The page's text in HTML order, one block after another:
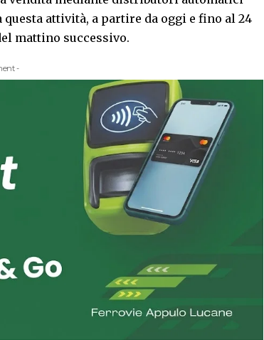
attività, a partire da oggi e fino al 24
mattino successivo.
-